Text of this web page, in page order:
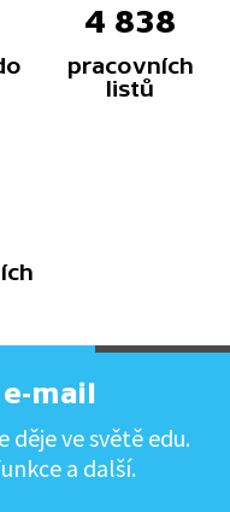
4 838
pracovních
listů
mail
děje ve světě edu.
a další.